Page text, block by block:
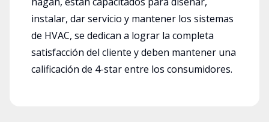
instalar, dar servicio y mantener los sistemas
de HVAC, se dedican a lograr la completa
satisfacción del cliente y deben mantener una
calificación de 4-star entre los consumidores.